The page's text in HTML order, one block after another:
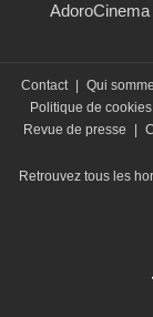
AdoroCinema
Contact Qui
Politique de cookies
Revue de presse
Retrouvez tous les